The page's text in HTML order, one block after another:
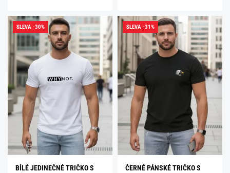
SLEVA -30%
BÍLÉ JEDINEČNÉ TRIČKO S
SLEVA -31%
ČERNÉ PÁNSKÉ TRIČKO S